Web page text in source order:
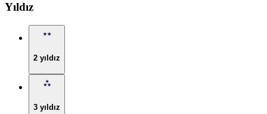
Yıldız
2 yıldız
3 yıldız